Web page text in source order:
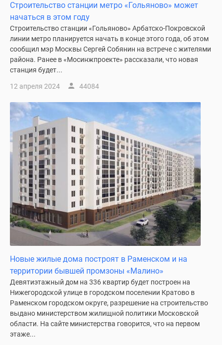
Москве
Новостройки
премиум-
класса
Новостройки
бизнес-
класса
Траншевая
ипотека
Дома
коттеджи
Коттеджные
поселки
Новой
Москве
Готовые
коттеджные
поселки
Строящиеся
коттеджные
поселки
Коттеджные
поселки
лесу
Строительство станции метро «Гольяново» может
начаться в этом году
Строительство станции «Гольяново» Арбатско-Покровской
линии метро планируется начать в конце этого года, об этом
сообщил мэр Москвы Сергей Собянин на встрече с жителями
района. Ранее в «Мосинжпроекте» рассказали, что новая
станция будет...
12 апреля 2024 44084
Новые жилые дома построят в Раменском и на
территории бывшей промзоны «Малино»
Девятиэтажный дом на 336 квартир будет построен на
Нижегородской улице в городском поселении Кратово в
Раменском городском округе, разрешение на строительство
выдано министерством жилищной политики Московской
области. На сайте министерства говорится, что на первом
этаже...